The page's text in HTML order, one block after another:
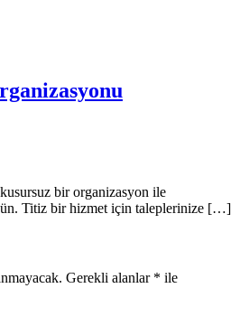
bir organizasyon ile
Titiz bir hizmet için taleplerinize […]
Gerekli alanlar * ile